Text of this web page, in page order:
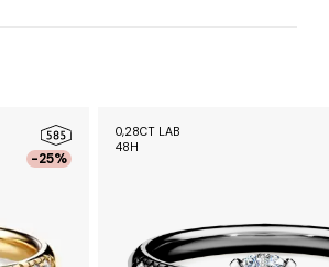
-25%
0,28CT LAB
48H